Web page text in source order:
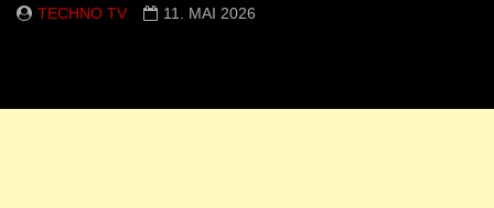
TECHNO TV 11. MAI 2026